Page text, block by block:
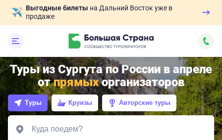
Выгодные билеты на Дальний Восток уже в
продаже
Туры из Сургута по России в апреле
отпрямыхорганизаторов
Туры Круизы Авторские туры